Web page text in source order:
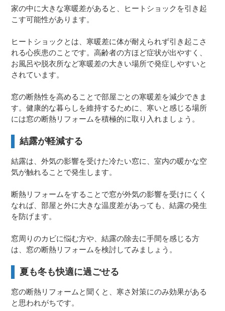
家の中に大きな寒暖差があると、ヒートショックを引き起
こす可能性があります。
ヒートショックとは、寒暖差に体が耐えられず引き起こさ
れる心疾患のことです。高齢者の方ほど症状が出やすく、
お風呂や脱衣所など寒暖差の大きい場所で発症しやすいと
されています。
窓の断熱性を高めることで部屋ごとの寒暖差を減少できま
す。健康的な暮らしを維持するために、寒いと感じる場所
には窓の断熱リフォームを積極的に取り入れましょう。
結露が軽減する
結露は、外気の影響を受けた冷たい窓に、室内の暖かな空
気が触れることで発生します。
断熱リフォームをすることで窓が外気の影響を受けにくく
なれば、部屋と外に大きな温度差があっても、結露の発生
を防げます。
窓周りのカビに悩む方や、結露の除去に手間を感じる方
は、窓の断熱リフォームを検討してみましょう。
夏も冬も快適に過ごせる
窓の断熱リフォームと聞くと、寒さ対策にのみ効果がある
と思われがちです。